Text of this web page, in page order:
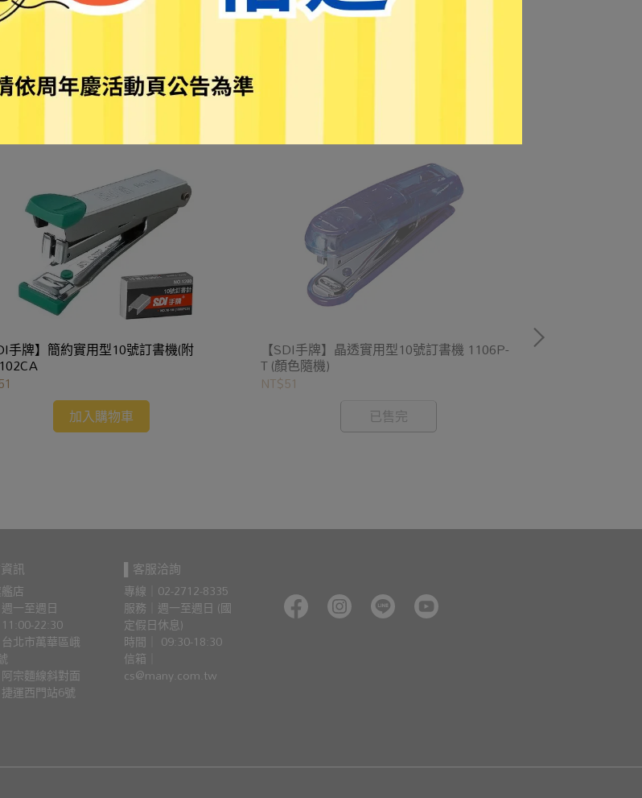
手牌】簡約實用型10號訂書機(附
加入購物車
【SDI手牌】晶透實用型10號訂書機 1106P-
T (顏色隨機)
NT$51
已售完
訊
店
一至週日
22:30
北市萬華區峨
宗麵線斜對面
運西門站6號
▌客服洽詢
專線｜02-2712-8335
服務｜週一至週日 (國
定假日休息)
時間｜ 09:30-18:30
信箱｜
cs@many.com.tw